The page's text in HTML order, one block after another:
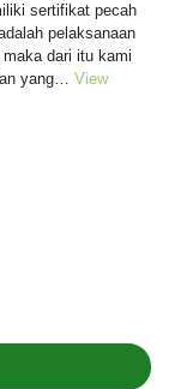
sertifikat pecah
pelaksanaan
dari itu kami
yang… View